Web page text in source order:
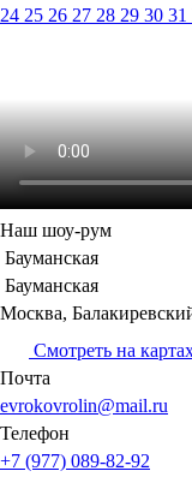
24 25 26 27 28 29 30 31
Наш шоу-рум
Бауманская
Бауманская
Москва,
Смотреть на
Почта
evrokovrolin@mail.ru
Телефон
+7 (977) 089-82-92